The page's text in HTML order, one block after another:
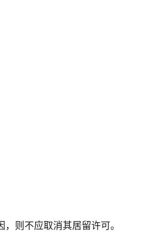
则不应取消其居留许可。